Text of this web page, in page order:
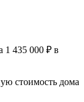
1 435 000 ₽ в
стоимость дома